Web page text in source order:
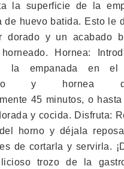
la superficie de la
de huevo batida. Esto le
dorado y un acabado
Hornea:
la empanada en el
y hornea
45 minutos, o
y cocida. Disfruta:
horno y déjala
de cortarla y servirla.
trozo de la